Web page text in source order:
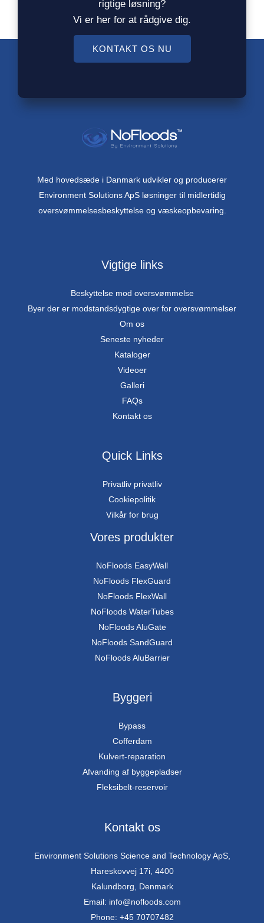
rigtige løsning?
Vi er her for at rådgive dig.
KONTAKT OS NU
Med hovedsæde i Danmark udvikler og producerer
Environment Solutions ApS løsninger til midlertidig
oversvømmelsesbeskyttelse og væskeopbevaring.
Vigtige links
Beskyttelse mod oversvømmelse
Byer der er modstandsdygtige over for oversvømmelser
Om os
Seneste nyheder
Kataloger
Videoer
Galleri
FAQs
Kontakt os
Quick Links
Privatliv privatliv
Cookiepolitik
Vilkår for brug
Vores produkter
NoFloods EasyWall
NoFloods FlexGuard
NoFloods FlexWall
NoFloods WaterTubes
NoFloods AluGate
NoFloods SandGuard
NoFloods AluBarrier
Byggeri
Bypass
Cofferdam
Kulvert-reparation
Afvanding af byggepladser
Fleksibelt-reservoir
Kontakt os
Environment Solutions Science and Technology ApS,
Hareskovvej 17i, 4400
Kalundborg, Denmark
Email: info@nofloods.com
Phone: +45 70707482